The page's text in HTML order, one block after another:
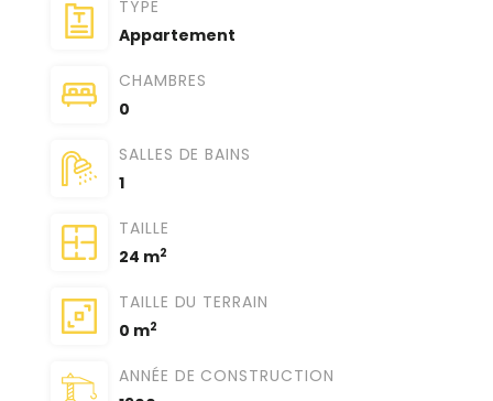
TYPE
Appartement
CHAMBRES
0
SALLES DE BAINS
1
TAILLE
24 m2
TAILLE DU TERRAIN
0 m2
ANNÉE DE CONSTRUCTION